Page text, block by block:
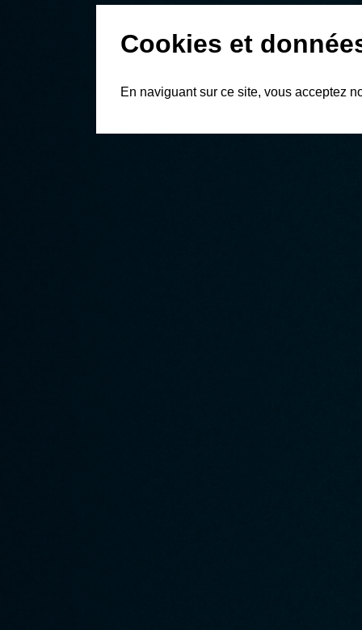
Cookies et
En naviguant sur ce site, vous acceptez